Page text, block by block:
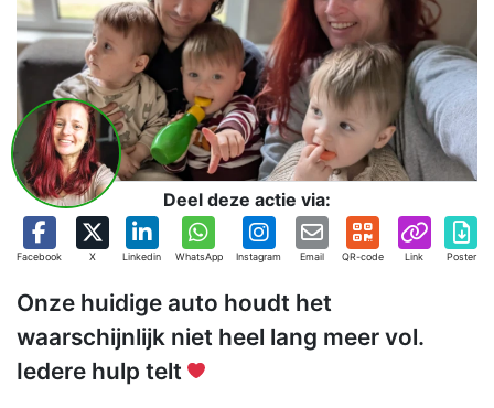
Deel deze actie via:
Facebook X Linkedin WhatsApp Instagram Email QR-code Link Poster
Onze huidige auto houdt het
waarschijnlijk niet heel lang meer vol.
Iedere hulp telt